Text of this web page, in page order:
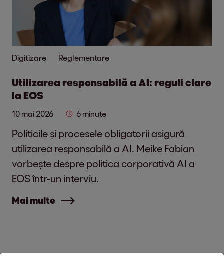
Digitizare Reglementare
Utilizarea responsabilă a AI: reguli clare
la EOS
10 mai 2026 6 minute
Politicile și procesele obligatorii asigură
utilizarea responsabilă a AI. Meike Fabian
vorbește despre politica corporativă AI a
EOS într-un interviu.
Mai multe